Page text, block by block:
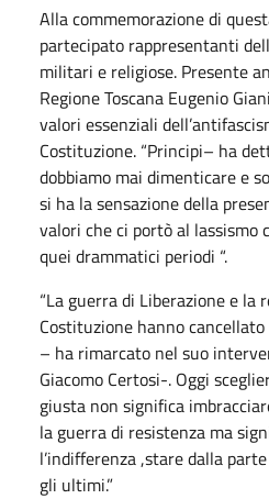
Alla commemorazione di
partecipato rappresentanti
militari e religiose. Presente
Regione Toscana Eugenio
valori essenziali
Costituzione. “Principi– ha
dobbiamo mai dimenticare e
si ha la sensazione della
valori che ci portò al lassismo
quei drammatici periodi “.
“La guerra di Liberazione e la
Costituzione hanno
– ha rimarcato nel suo
Giacomo Certosi-. Oggi
giusta non significa
la guerra di resistenza ma
l’indifferenza ,stare dalla
gli ultimi.”